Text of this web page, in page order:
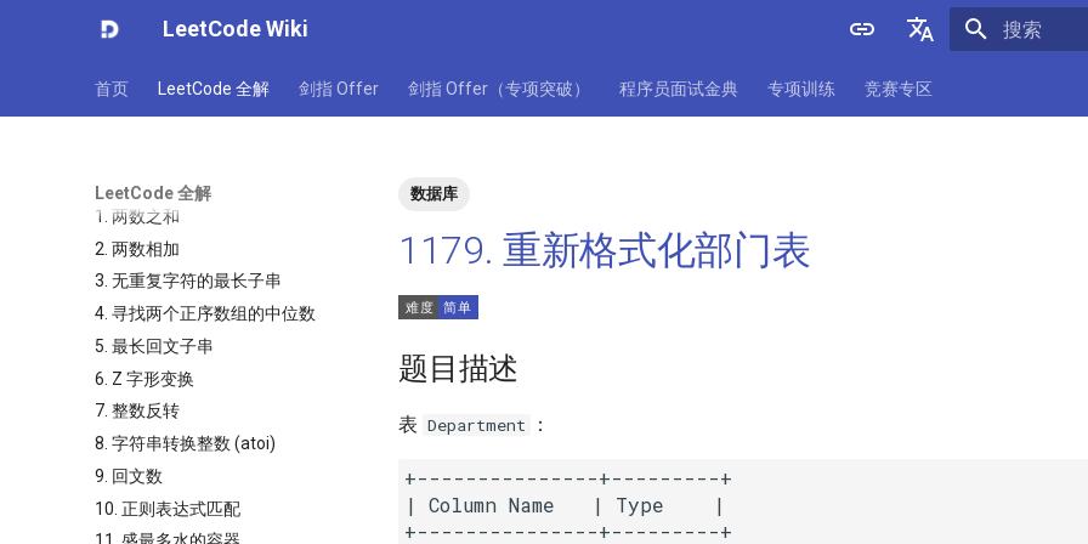
LeetCode Wiki
English
首页 LeetCode 全解 剑指 Offer 剑指 Offer（专项突破） 程序员面试金典 专项训练 竞赛专区
LeetCode 全解
1. 两数之和
2. 两数相加
3. 无重复字符的最长子串
4. 寻找两个正序数组的中位数
5. 最长回文子串
6. Z 字形变换
7. 整数反转
8. 字符串转换整数 (atoi)
9. 回文数
10. 正则表达式匹配
数据库
1179. 重新格式化部门表
题目描述
表 Department ：
+---------------+---------+
| Column Name   | Type    |
+---------------+---------+